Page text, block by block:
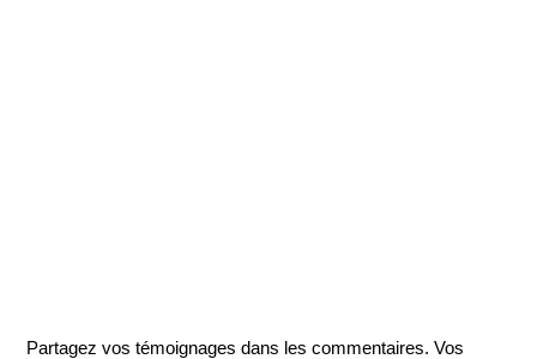
Partagez vos témoignages dans les commentaires. Vos